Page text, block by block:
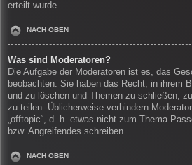
erteilt wurde.
NACH OBEN
Was sind Moderatoren?
Die Aufgabe der Moderatoren ist es, das
beobachten. Sie haben das Recht, in ihrem
und zu löschen und Themen zu schließen,
zu teilen. Üblicherweise verhindern
„offtopic“, d. h. etwas nicht zum Thema
bzw. Angreifendes schreiben.
NACH OBEN